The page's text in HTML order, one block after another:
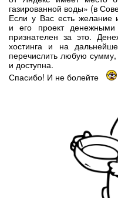
газированной воды» (в
Если у Вас есть желание
и его проект
признателен за это.
хостинга и на
перечислить любую
и доступна.
Спасибо! И не болейте